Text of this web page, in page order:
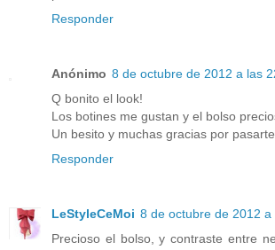
Responder
Anónimo 8 de octubre de 2012 a las
Q bonito el look!
Los botines me gustan y el bolso
Un besito y muchas gracias por
Responder
LeStyleCeMoi 8 de octubre de 2012 a
Precioso el bolso, y contraste entre